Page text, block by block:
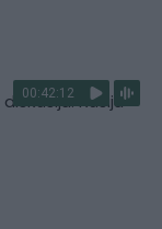
00:42:12Rusija